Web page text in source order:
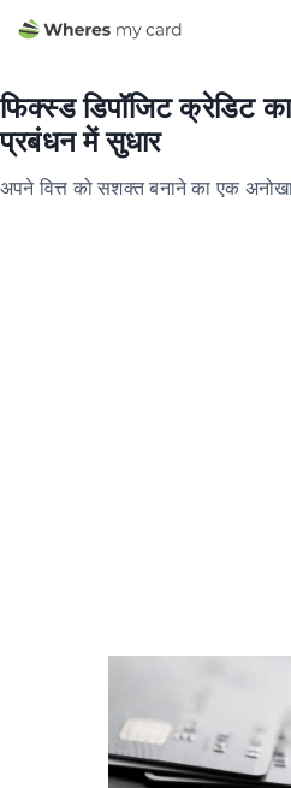
फिक्स्ड डिपॉजिट क्रेडिट
प्रबंधन में सुधार
अपने वित्त को सशक्त बनाने का एक